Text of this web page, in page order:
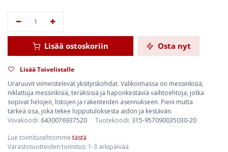
Lisää ostoskoriin Osta nyt
Lisää Toivelistalle
Uraruuvit viimeistelevät yksityiskohdat. Valikoimassa on messinkisiä,
niklattuja messinkisiä, teräksisiä ja haponkestäviä vaihtoehtoja, jotka
sopivat helojen, listojen ja rakenteiden asennukseen. Pieni mutta
tärkeä osa, joka tekee lopputuloksesta aidon ja kestävän.
Viivakoodi: 6430076937520 Tuotekoodi: 315-957090035030-20
Lue toimitusehtomme tästä
Varastotuotteiden toimitus: 1-3 arkipäivää